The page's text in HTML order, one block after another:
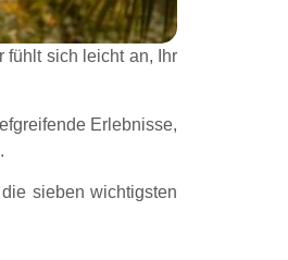
fühlt sich leicht an, Ihr
Erlebnisse,
sieben wichtigsten